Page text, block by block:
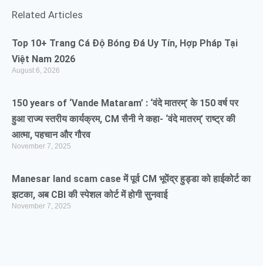
Related Articles
Top 10+ Trang Cá Độ Bóng Đá Uy Tín, Hợp Pháp Tại
Việt Nam 2026
August 6, 2026
150 years of ‘Vande Mataram’ : ‘वंदे मातरम्’ के 150 वर्ष पर
हुआ राज्य स्तरीय कार्यक्रम, CM सैनी ने कहा- ‘वंदे मातरम्’ राष्ट्र की
आत्मा, पहचान और गौरव
November 7, 2025
Manesar land scam case में पूर्व CM भूपेंद्र हुड्डा को हाईकोर्ट का
झटका, अब CBI की स्पेशल कोर्ट में होगी सुनवाई
November 7, 2025